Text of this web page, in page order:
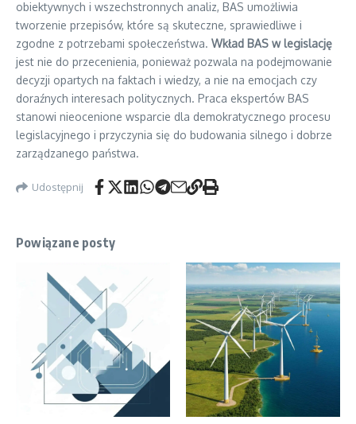
obiektywnych i wszechstronnych analiz, BAS umożliwia
tworzenie przepisów, które są skuteczne, sprawiedliwe i
zgodne z potrzebami społeczeństwa. Wkład BAS w legislację
jest nie do przecenienia, ponieważ pozwala na podejmowanie
decyzji opartych na faktach i wiedzy, a nie na emocjach czy
doraźnych interesach politycznych. Praca ekspertów BAS
stanowi nieocenione wsparcie dla demokratycznego procesu
legislacyjnego i przyczynia się do budowania silnego i dobrze
zarządzanego państwa.
Udostępnij
Powiązane posty